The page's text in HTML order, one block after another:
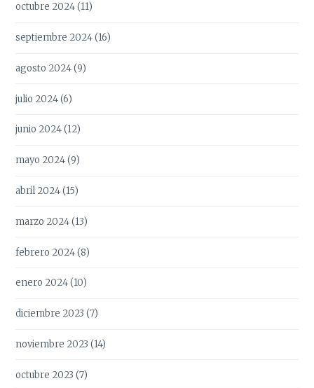
octubre 2024(11)
septiembre 2024(16)
agosto 2024(9)
julio 2024(6)
junio 2024(12)
mayo 2024(9)
abril 2024(15)
marzo 2024(13)
febrero 2024(8)
enero 2024(10)
diciembre 2023 (7)
noviembre 2023 (14)
octubre 2023 (7)